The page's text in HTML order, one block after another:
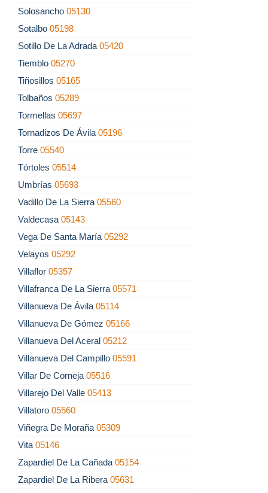
Solosancho 05130
Sotalbo 05198
Sotillo De La Adrada 05420
Tiemblo 05270
Tiñosillos 05165
Tolbaños 05289
Tormellas 05697
Tornadizos De Ávila 05196
Torre 05540
Tórtoles 05514
Umbrías 05693
Vadillo De La Sierra 05560
Valdecasa 05143
Vega De Santa María 05292
Velayos 05292
Villaflor 05357
Villafranca De La Sierra 05571
Villanueva De Ávila 05114
Villanueva De Gómez 05166
Villanueva Del Aceral 05212
Villanueva Del Campillo 05591
Villar De Corneja 05516
Villarejo Del Valle 05413
Villatoro 05560
Viñegra De Moraña 05309
Vita 05146
Zapardiel De La Cañada 05154
Zapardiel De La Ribera 05631